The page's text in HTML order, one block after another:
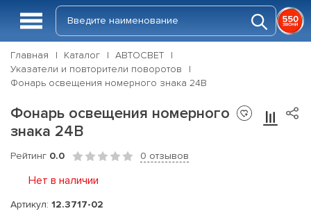
Главная Каталог
АВТОСВЕТ
Указатели и повторители поворотов
Фонарь освещения номерного знака 24В
Фонарь освещения номерного
знака 24В
Рейтинг 0.0 0 отзывов
Нет в наличии
Артикул: 12.3717-02